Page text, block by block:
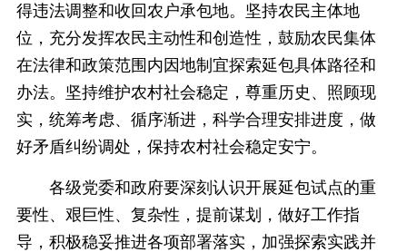
得违法调整和收回农户承包地。坚持农民主体地
位，充分发挥农民主动性和创造性，鼓励农民集体
在法律和政策范围内因地制宜探索延包具体路径和
办法。坚持维护农村社会稳定，尊重历史、照顾现
实，统筹考虑、循序渐进，科学合理安排进度，做
好矛盾纠纷调处，保持农村社会稳定安宁。
各级党委和政府要深刻认识开展延包试点的重
要性、艰巨性、复杂性，提前谋划，做好工作指
导，积极稳妥推进各项部署落实，加强探索实践并